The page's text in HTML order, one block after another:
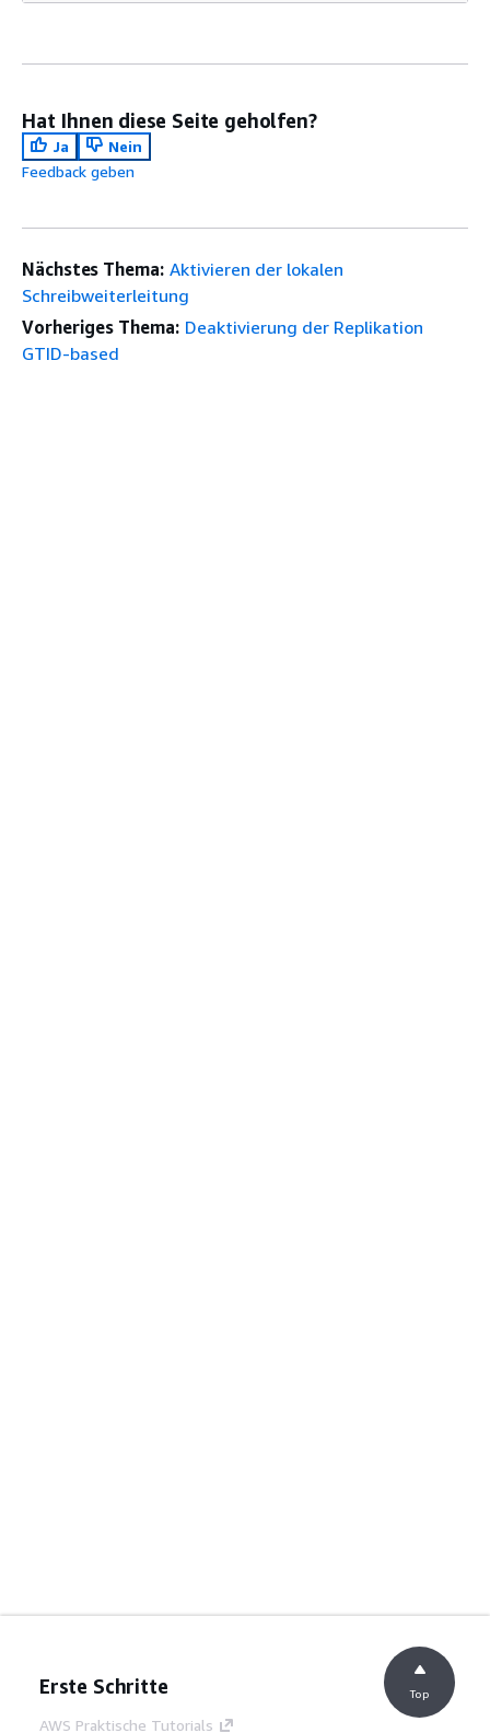
Hat Ihnen diese Seite geholfen?
Ja
Nein
Feedback geben
Nächstes Thema: Aktivieren der lokalen
Schreibweiterleitung
Vorheriges Thema: Deaktivierung der Replikation
GTID-based
Erste Schritte
AWS Praktische Tutorials
Top